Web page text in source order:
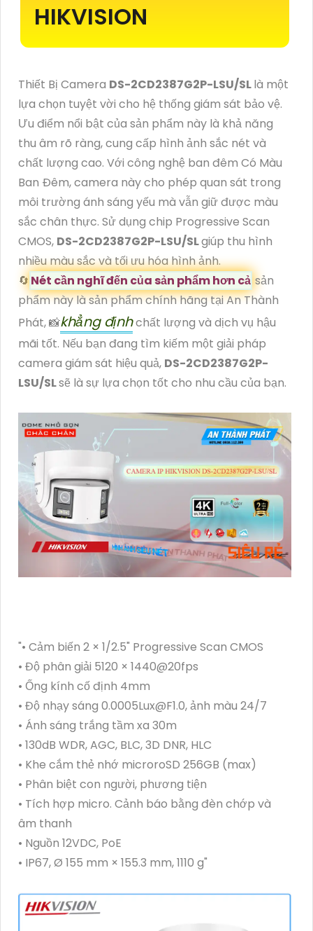
HIKVISION
Thiết Bị Camera DS-2CD2387G2P-LSU/SLlà một
lựa chọn tuyệt vời cho hệ thống giám sát bảo vệ.
Ưu điểm nổi bật của sản phẩm này là khả năng
thu âm rõ ràng, cung cấp hình ảnh sắc nét và
chất lượng cao. Với công nghệ ban đêm Có Màu
Ban Ðêm, camera này cho phép quan sát trong
môi trường ánh sáng yếu mà vẫn giữ được màu
sắc chân thực. Sử dụng chip Progressive Scan
CMOS, DS-2CD2387G2P-LSU/SLgiúp thu hình
nhiều màu sắc và tối ưu hóa hình ảnh.
🔄 Nét cần nghĩ đến của sản phẩm hơn cả sản
phẩm này là sản phẩm chính hãng tại An Thành
Phát, 📸khẳng địnhchất lượng và dịch vụ hậu
mãi tốt. Nếu bạn đang tìm kiếm một giải pháp
camera giám sát hiệu quả, DS-2CD2387G2P-
LSU/SLsẽ là sự lựa chọn tốt cho nhu cầu của bạn.
"• Cảm biến 2 × 1/2.5" Progressive Scan CMOS
• Độ phân giải 5120 × 1440@20fps
• Ống kính cố định 4mm
• Độ nhạy sáng 0.0005Lux@F1.0, ảnh màu 24/7
• Ánh sáng trắng tầm xa 30m
• 130dB WDR, AGC, BLC, 3D DNR, HLC
• Khe cắm thẻ nhớ microroSD 256GB (max)
• Phân biệt con người, phương tiện
• Tích hợp micro. Cảnh báo bằng đèn chớp và
âm thanh
• Nguồn 12VDC, PoE
• IP67, Ø 155 mm × 155.3 mm, 1110 g"